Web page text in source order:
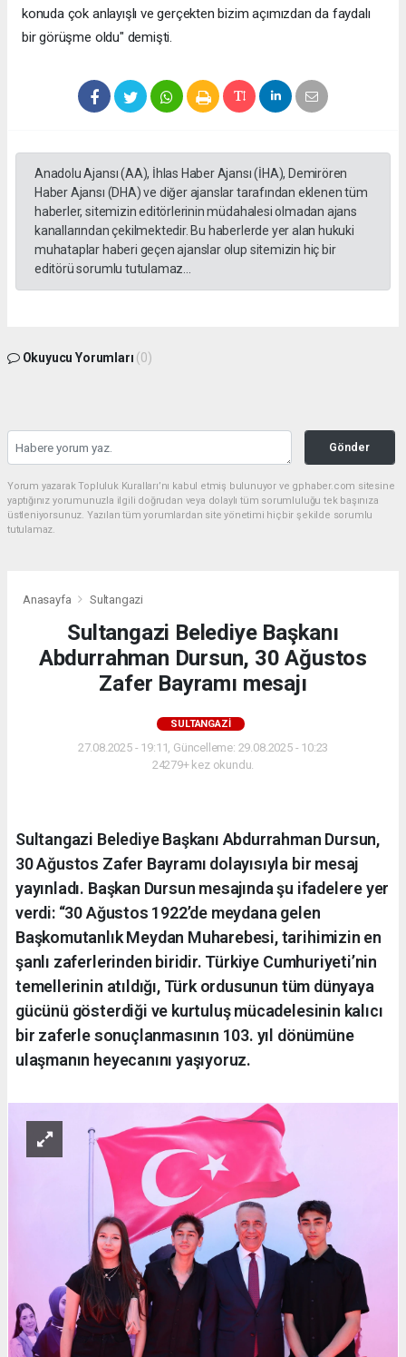
konuda çok anlayışlı ve gerçekten bizim açımızdan da faydalı
bir görüşme oldu" demişti.
Anadolu Ajansı (AA), İhlas Haber Ajansı (İHA), Demirören
Haber Ajansı (DHA) ve diğer ajanslar tarafından eklenen tüm
haberler, sitemizin editörlerinin müdahalesi olmadan ajans
kanallarından çekilmektedir. Bu haberlerde yer alan hukuki
muhataplar haberi geçen ajanslar olup sitemizin hiç bir
editörü sorumlu tutulamaz...
Okuyucu Yorumları (0)
Gönder
Yorum yazarak Topluluk Kuralları’nı kabul etmiş bulunuyor ve gphaber.com sitesine
yaptığınız yorumunuzla ilgili doğrudan veya dolaylı tüm sorumluluğu tek başınıza
üstleniyorsunuz. Yazılan tüm yorumlardan site yönetimi hiçbir şekilde sorumlu
tutulamaz.
Anasayfa Sultangazi
Sultangazi Belediye Başkanı
Abdurrahman Dursun, 30 Ağustos
Zafer Bayramı mesajı
SULTANGAZI
27.08.2025 - 19:11, Güncelleme: 29.08.2025 - 10:23
24279+ kez okundu.
Sultangazi Belediye Başkanı Abdurrahman Dursun,
30 Ağustos Zafer Bayramı dolayısıyla bir mesaj
yayınladı. Başkan Dursun mesajında şu ifadelere yer
verdi: “30 Ağustos 1922’de meydana gelen
Başkomutanlık Meydan Muharebesi, tarihimizin en
şanlı zaferlerinden biridir. Türkiye Cumhuriyeti’nin
temellerinin atıldığı, Türk ordusunun tüm dünyaya
gücünü gösterdiği ve kurtuluş mücadelesinin kalıcı
bir zaferle sonuçlanmasının 103. yıl dönümüne
ulaşmanın heyecanını yaşıyoruz.